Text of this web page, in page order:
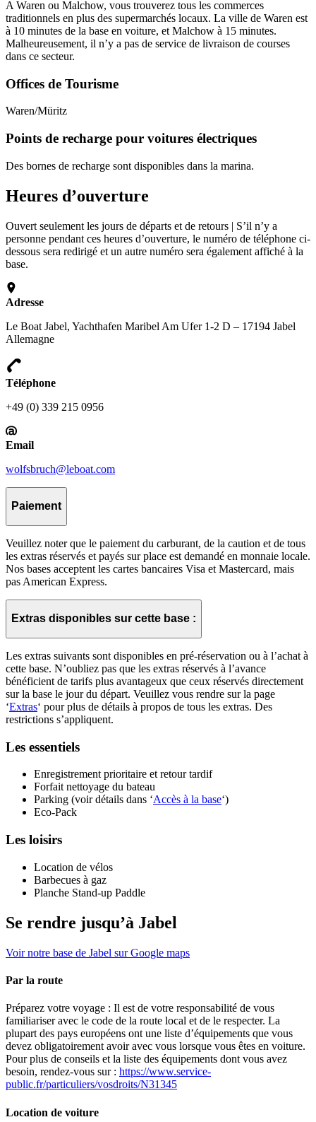
A Waren ou Malchow, vous trouverez tous les commerces
traditionnels en plus des supermarchés locaux. La ville de Waren est
à 10 minutes de la base en voiture, et Malchow à 15 minutes.
Malheureusement, il n’y a pas de service de livraison de courses
dans ce secteur.
Offices de Tourisme
Waren/Müritz
Points de recharge pour voitures électriques
Des bornes de recharge sont disponibles dans la marina.
Heures d’ouverture
Ouvert seulement les jours de départs et de retours | S’il n’y a
personne pendant ces heures d’ouverture, le numéro de téléphone ci-
dessous sera redirigé et un autre numéro sera également affiché à la
base.
Adresse
Le Boat Jabel, Yachthafen Maribel Am Ufer 1-2 D – 17194 Jabel
Allemagne
Téléphone
+49 (0) 339 215 0956
Email
wolfsbruch@leboat.com
Paiement
Veuillez noter que le paiement du carburant, de la caution et de tous
les extras réservés et payés sur place est demandé en monnaie locale.
Nos bases acceptent les cartes bancaires Visa et Mastercard, mais
pas American Express.
Extras disponibles sur cette base :
Les extras suivants sont disponibles en pré-réservation ou à l’achat à
cette base. N’oubliez pas que les extras réservés à l’avance
bénéficient de tarifs plus avantageux que ceux réservés directement
sur la base le jour du départ. Veuillez vous rendre sur la page
‘Extras‘ pour plus de détails à propos de tous les extras. Des
restrictions s’appliquent.
Les essentiels
Enregistrement prioritaire et retour tardif
Forfait nettoyage du bateau
Parking (voir détails dans ‘Accès à la base‘)
Eco-Pack
Les loisirs
Location de vélos
Barbecues à gaz
Planche Stand-up Paddle
Se rendre jusqu’à Jabel
Voir notre base de Jabel sur Google maps
Par la route
Préparez votre voyage : Il est de votre responsabilité de vous
familiariser avec le code de la route local et de le respecter. La
plupart des pays européens ont une liste d’équipements que vous
devez obligatoirement avoir avec vous lorsque vous êtes en voiture.
Pour plus de conseils et la liste des équipements dont vous avez
besoin, rendez-vous sur : https://www.service-
public.fr/particuliers/vosdroits/N31345
Location de voiture